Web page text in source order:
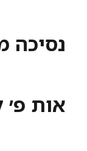
נסיכה
אות